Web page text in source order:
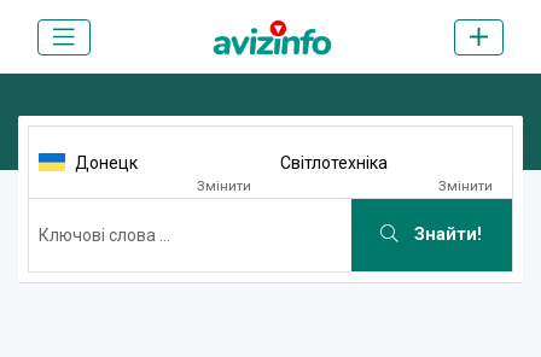
Донецк
Змінити
Світлотехніка
Змінити
Знайти!